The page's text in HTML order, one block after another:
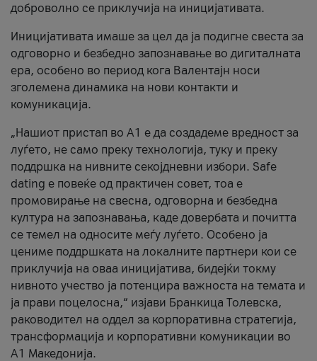
доброволно се приклучија на иницијативата.
Иницијативата имаше за цел да ја подигне свеста за
одговорно и безбедно запознавање во дигиталната
ера, особено во период кога Валентајн носи
зголемена динамика на нови контакти и
комуникација.
„Нашиот пристап во А1 е да создадеме вредност за
луѓето, не само преку технологија, туку и преку
поддршка на нивните секојдневни избори. Safe
dating е повеќе од практичен совет, тоа е
промовирање на свесна, одговорна и безбедна
култура на запознавања, каде довербата и почитта
се темел на односите меѓу луѓето. Особено ја
цениме поддршката на локалните партнери кои се
приклучија на оваа иницијатива, бидејќи токму
нивното учество ја потенцира важноста на темата и
ја прави поцелосна,“ изјави Бранкица Толевска,
раководител на оддел за корпоративна стратегија,
трансформација и корпоративни комуникации во
А1 Македонија.